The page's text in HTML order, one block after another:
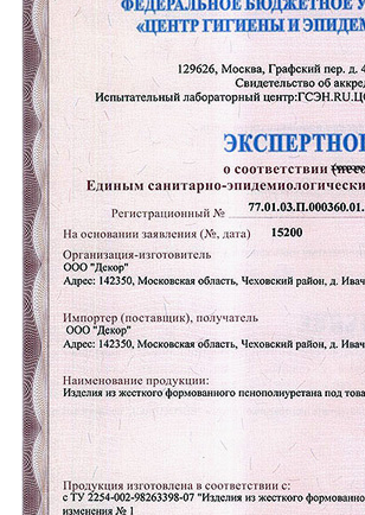
Фасадный декор из стеклофибробетона
Скачать каталоги и прайс-лист
Online консультации
Расширенный поиск по сайту